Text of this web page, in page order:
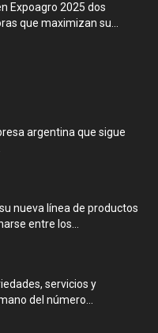
Expoagro 2025 dos
que maximizan su...
argentina que sigue
nueva línea de productos
entre los...
servicios y
del número...